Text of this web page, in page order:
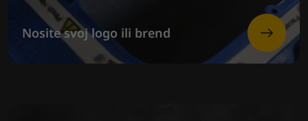
Nosite svoj logo ili brend